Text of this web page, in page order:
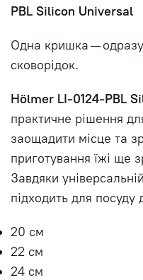
PBL Silicon Universal
Одна кришка — одразу
сковорідок.
Hölmer LI-0124-PBL
практичне рішення
заощадити місце та
приготування їжі ще
Завдяки
підходить для посуду
20 см
22 см
24 см